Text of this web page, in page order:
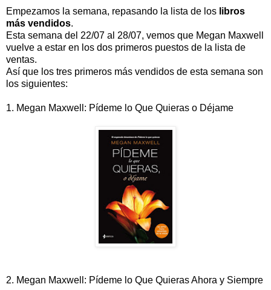
Empezamos la semana, repasando la lista de los libros
más vendidos.
Esta semana del 22/07 al 28/07, vemos que Megan Maxwell
vuelve a estar en los dos primeros puestos de la lista de
ventas.
Así que los tres primeros más vendidos de esta semana son
los siguientes:
1. Megan Maxwell: Pídeme lo Que Quieras o Déjame
2. Megan Maxwell: Pídeme lo Que Quieras Ahora y Siempre